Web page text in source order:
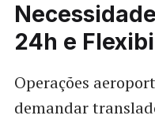
24h e
Operações
demandar